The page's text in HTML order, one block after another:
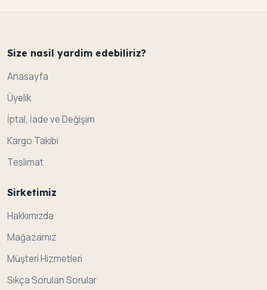
Size nasil yardim edebiliriz?
Anasayfa
Üyelik
İptal, İade ve Değişim
Kargo Takibi
Teslimat
Sirketimiz
Hakkımızda
Mağazamız
Müşteri Hizmetleri
Sıkça Sorulan Sorular